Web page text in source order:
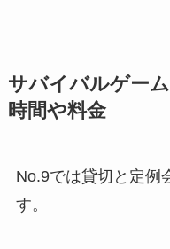
サバイバルゲー
時間や料金
No.9では貸切と定例
す。